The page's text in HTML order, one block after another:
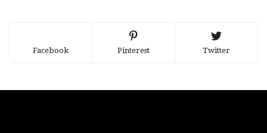
Facebook Pinterest Twitter